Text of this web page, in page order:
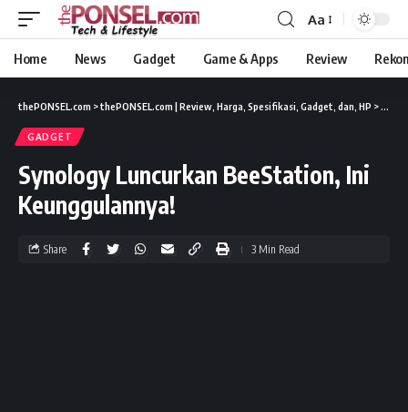
Aa
Home News Gadget Game & Apps Review
thePONSEL.com >thePONSEL.com | Review, Harga, Spesifikasi, Gadget, dan, HP >
GADGET
Synology Luncurkan BeeStation, Ini
Keunggulannya!
Share 3 Min Read